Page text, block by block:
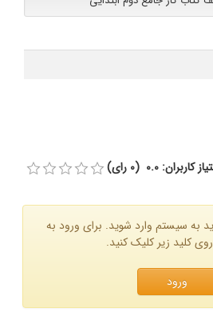
0.0 (0 رای)
به سیستم وارد شوید. برای ورود به
کلید زیر کلیک کنید.
ورود